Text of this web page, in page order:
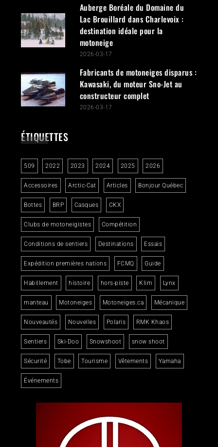
Auberge Boréale du Domaine du
Lac Brouillard dans Charlevoix :
destination idéale pour la
motoneige
2026-03-17
Fabricants de motoneiges disparus :
Kawasaki, du moteur Sno-Jet au
constructeur complet
2026-03-17
ÉTIQUETTES
509 2022 2023 2024 2025 2026
Accessoires Arctic-Cat Articles Bonjour Québec
Bottes BRP Casques CKX
Clubs de motoneigistes Compétition
Conditions de sentiers Destinations Essais
Expédition premières nations FCMQ Guide
Habillement histoire hors-piste Klim Lynx
manteau Motoneiges Motoneiges.ca Mécanique
Nouveautés Nouvelles Polaris RMK Khaos
Sentiers Ski-Doo Snowshoot snow shoot
Sécurité Tobe Tourisme Vêtements Yamaha
Événements